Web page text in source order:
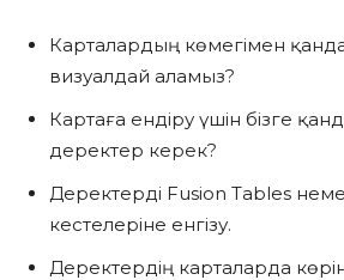
Карталардың көмегімен
визуалдай аламыз?
Картаға ендіру үшін бізге
деректер керек?
Деректерді Fusion Tables
кестелеріне енгізу.
Деректердің карталарда